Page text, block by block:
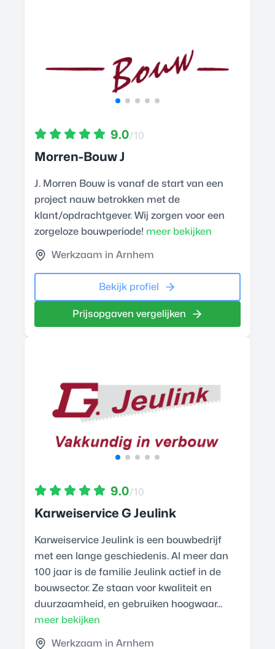
9.0/10
Morren-Bouw J
J. Morren Bouw is vanaf de start van een
project nauw betrokken met de
klant/opdrachtgever. Wij zorgen voor een
zorgeloze bouwperiode! meer bekijken
Werkzaam in Arnhem
Bekijk profiel
Prijsopgaven vergelijken
9.0/10
Karweiservice G Jeulink
Karweiservice Jeulink is een bouwbedrijf
met een lange geschiedenis. Al meer dan
100 jaar is de familie Jeulink actief in de
bouwsector. Ze staan voor kwaliteit en
duurzaamheid, en gebruiken hoogwaar...
meer bekijken
Werkzaam in Arnhem